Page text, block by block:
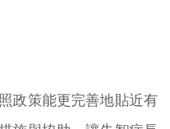
政策能更完善地貼近有